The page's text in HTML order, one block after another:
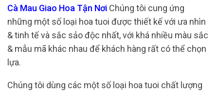
Cà Mau Giao Hoa Tận Nơi Chúng tôi cung ứng
những một số loại hoa tuoi được thiết kế với ưa nhìn
& tinh tế và sắc sảo độc nhất, với khá nhiều màu sắc
& mẫu mã khác nhau để khách hàng rất có thể chọn
lựa.
Chúng tôi dùng các một số loại hoa tuoi chất lượng